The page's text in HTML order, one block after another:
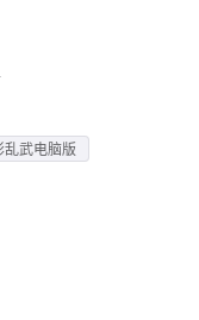
乱武电脑版